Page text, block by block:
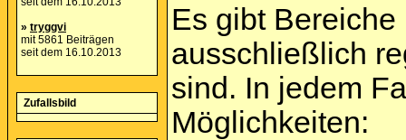
» tryggvi
mit 5861 Beiträgen
seit dem 16.10.2013
Zufallsbild
Es gibt
ausschließlich
sind. In jedem
Möglichkeiten: